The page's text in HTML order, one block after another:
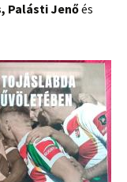
Palásti Jenőés